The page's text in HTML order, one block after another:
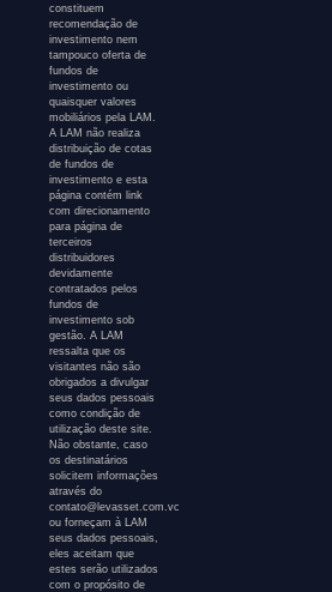
constituem
recomendação de
investimento nem
tampouco oferta de
fundos de
investimento ou
quaisquer valores
mobiliários pela LAM.
A LAM não realiza
distribuição de cotas
de fundos de
investimento e esta
página contém link
com direcionamento
para página de
terceiros
distribuidores
devidamente
contratados pelos
fundos de
investimento sob
gestão. A LAM
ressalta que os
visitantes não são
obrigados a divulgar
seus dados pessoais
como condição de
utilização deste site.
Não obstante, caso
os destinatários
solicitem informações
através do
contato@levasset.com.vc
ou forneçam à LAM
seus dados pessoais,
eles aceitam que
estes serão utilizados
com o propósito de